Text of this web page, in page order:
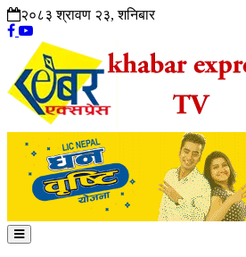
२०८३ श्रावण २३, शनिबार